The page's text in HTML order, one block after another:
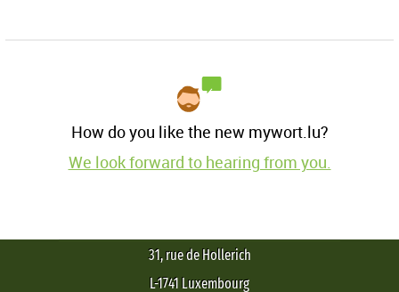
How do you like the new mywort.lu?
We look forward to hearing from you.
31, rue de Hollerich
L-1741 Luxembourg